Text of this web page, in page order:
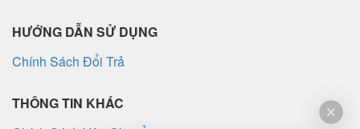
HƯỚNG DẪN SỬ DỤNG
Chính Sách Đổi Trả
THÔNG TIN KHÁC